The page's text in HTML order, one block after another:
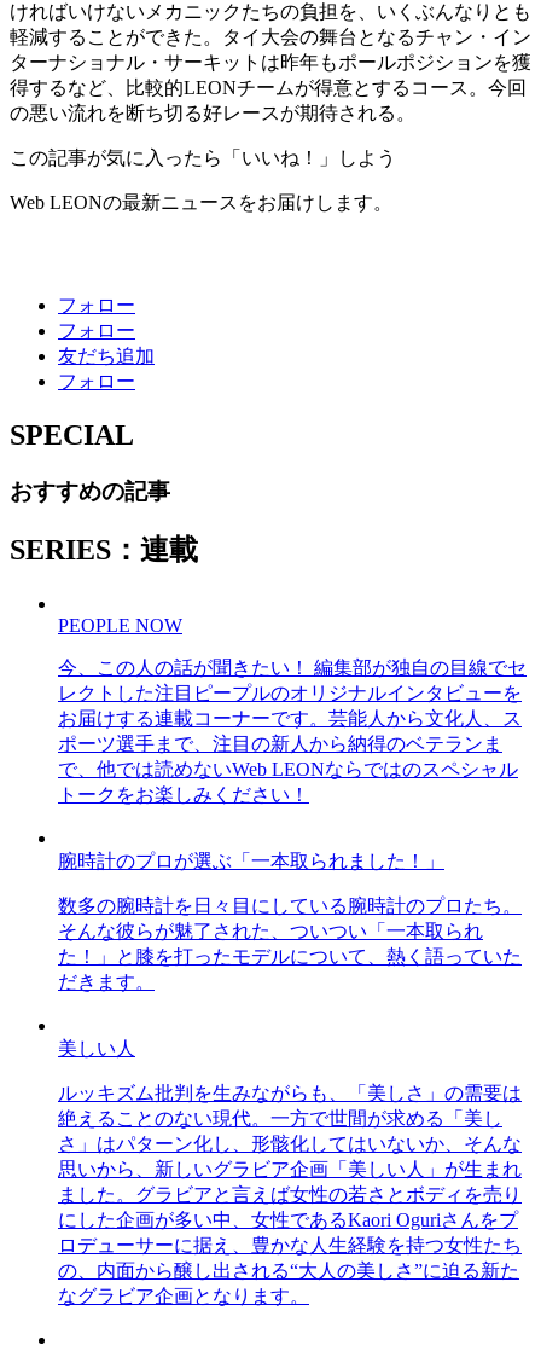
ければいけないメカニックたちの負担を、いくぶんなりとも
軽減することができた。タイ大会の舞台となるチャン・イン
ターナショナル・サーキットは昨年もポールポジションを獲
得するなど、比較的LEONチームが得意とするコース。今回
の悪い流れを断ち切る好レースが期待される。
この記事が気に入ったら「いいね！」しよう
Web LEONの最新ニュースをお届けします。
フォロー
フォロー
友だち追加
フォロー
SPECIAL
おすすめの記事
SERIES：連載
PEOPLE NOW
今、この人の話が聞きたい！ 編集部が独自の目線でセ
レクトした注目ピープルのオリジナルインタビューを
お届けする連載コーナーです。芸能人から文化人、ス
ポーツ選手まで、注目の新人から納得のベテランま
で、他では読めないWeb LEONならではのスペシャル
トークをお楽しみください！
腕時計のプロが選ぶ「一本取られました！」
数多の腕時計を日々目にしている腕時計のプロたち。
そんな彼らが魅了された、ついつい「一本取られ
た！」と膝を打ったモデルについて、熱く語っていた
だきます。
美しい人
ルッキズム批判を生みながらも、「美しさ」の需要は
絶えることのない現代。一方で世間が求める「美し
さ」はパターン化し、形骸化してはいないか、そんな
思いから、新しいグラビア企画「美しい人」が生まれ
ました。グラビアと言えば女性の若さとボディを売り
にした企画が多い中、女性であるKaori Oguriさんをプ
ロデューサーに据え、豊かな人生経験を持つ女性たち
の、内面から醸し出される“大人の美しさ”に迫る新た
なグラビア企画となります。